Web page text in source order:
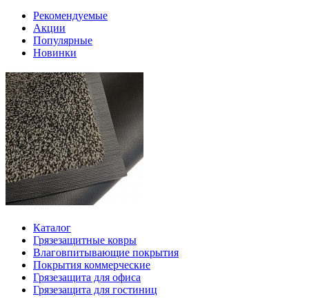
Рекомендуемые
Акции
Популярные
Новинки
Каталог
Грязезащитные ковры
Влаговпитывающие покрытия
Покрытия коммерческие
Грязезащита для офиса
Грязезащита для гостиниц